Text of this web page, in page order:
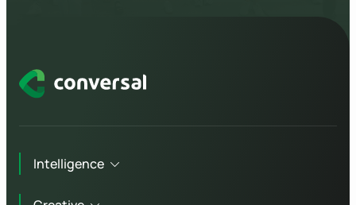
Intelligence